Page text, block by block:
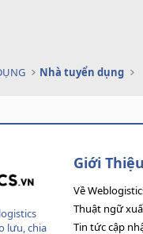
Nhà tuyển dụng
lưu, chia
Giới Thiệu
Về
Thuật ngữ
Tin tức cập